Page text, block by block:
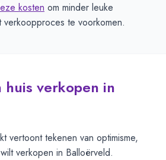
kosten om minder leuke
verkoopproces te voorkomen.
verkopen in
vertoont tekenen van optimisme,
verkopen in Balloërveld.